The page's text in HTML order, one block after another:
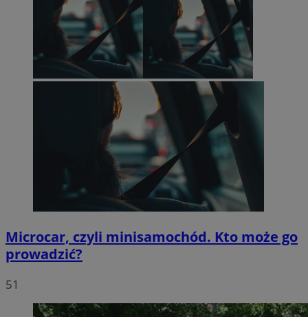
Microcar, czyli minisamochód. Kto może go
prowadzić?
51